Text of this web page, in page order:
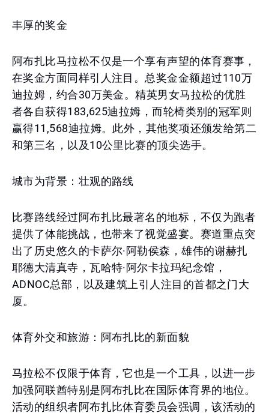
丰厚的奖金
阿布扎比马拉松不仅是一个享有声望的体育赛事，
在奖金方面同样引人注目。总奖金金额超过110万
迪拉姆，约合30万美金。精英男女马拉松的优胜
者各自获得183,625迪拉姆，而轮椅类别的冠军则
赢得11,568迪拉姆。此外，其他奖项还颁发给第二
和第三名，以及10公里比赛的顶尖选手。
城市为背景：壮观的路线
比赛路线经过阿布扎比最著名的地标，不仅为跑者
提供了体能挑战，也带来了视觉盛宴。赛道重点突
出了历史悠久的卡萨尔·阿勒侯森，雄伟的谢赫扎
耶德大清真寺，瓦哈特·阿尔卡拉玛纪念馆，
ADNOC总部，以及建筑上引人注目的首都之门大
厦。
体育外交和旅游：阿布扎比的新面貌
马拉松不仅限于体育，它也是一个工具，以进一步
加强阿联酋特别是阿布扎比在国际体育界的地位。
活动的组织者阿布扎比体育委员会强调，该活动的